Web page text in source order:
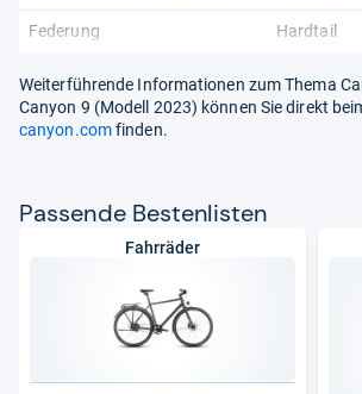
Federung Hardtail
Weiterführende Informationen zum Thema
Canyon 9 (Modell 2023) können Sie direkt
canyon.comfinden.
Pas­sende Bes­ten­lis­ten
Fahrräder